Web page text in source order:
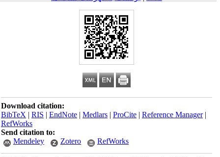
Download citation:
BibTeX|RIS|EndNote| Medlars| ProCite|Reference
RefWorks
Send citation to:
Mendeley
Zotero RefWorks